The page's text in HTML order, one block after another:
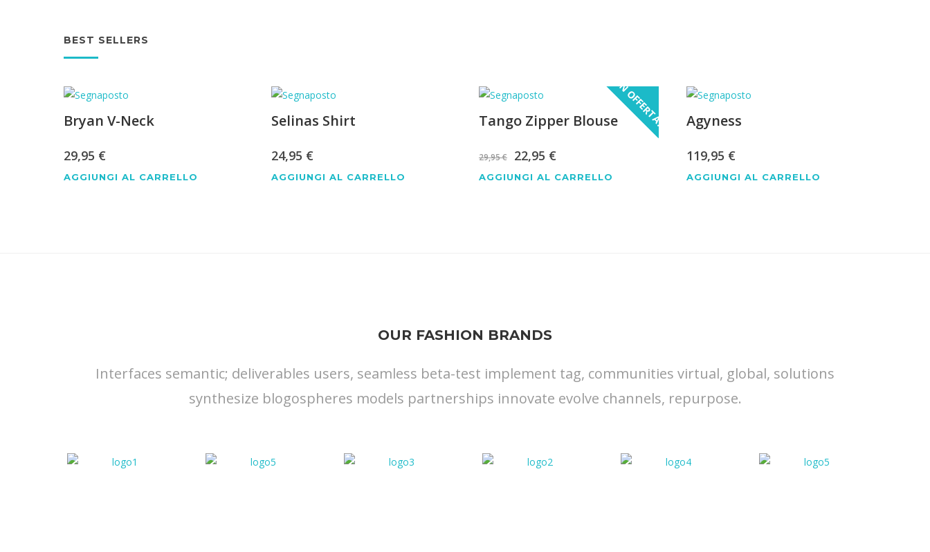
BEST SELLERS
Bryan V-Neck
29,95 €
AGGIUNGI AL CARRELLO
Selinas Shirt
24,95 €
AGGIUNGI AL CARRELLO
IN OFFERTA!
Tango Zipper Blouse
29,95€
Il
prezzo
22,95 €Il
prezzo
AGGIUNGI AL CARRELLO
Agyness
119,95 €
AGGIUNGI AL CARRELLO
OUR FASHION BRANDS
Interfaces semantic; deliverables users, seamless beta-test implement tag, communities virtual, global, solutions
synthesize blogospheres models partnerships innovate evolve channels, repurpose.